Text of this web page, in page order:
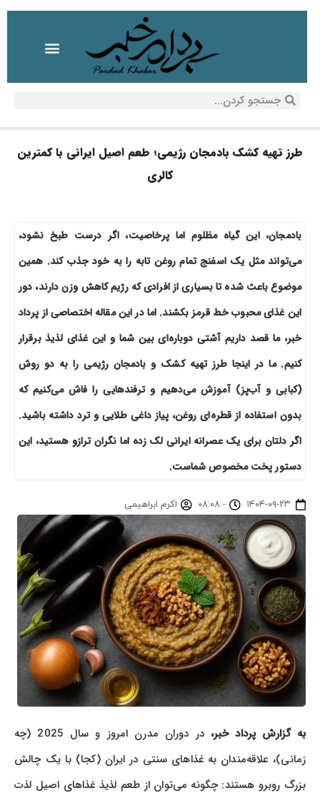
طرز تهیه کشک بادمجان رژیمی؛ طعم اصیل ایرانی با کمترین
کالری
بادمجان، این گیاه مظلوم اما پرخاصیت، اگر درست طبخ نشود،
می‌تواند مثل یک اسفنج تمام روغن تابه را به خود جذب کند. همین
موضوع باعث شده تا بسیاری از افرادی که رژیم کاهش وزن دارند، دور
این غذای محبوب خط قرمز بکشند. اما در این مقاله اختصاصی از پرداد
خبر، ما قصد داریم آشتی دوباره‌ای بین شما و این غذای لذیذ برقرار
کنیم. ما در اینجا طرز تهیه کشک و بادمجان رژیمی را به دو روش
(کبابی و آب‌پز) آموزش می‌دهیم و ترفندهایی را فاش می‌کنیم که
بدون استفاده از قطره‌ای روغن، پیاز داغی طلایی و ترد داشته باشید.
اگر دلتان برای یک عصرانه ایرانی لک زده اما نگران ترازو هستید، این
دستور پخت مخصوص شماست.
۱۴۰۴-۰۹-۲۳ - ۰۸:۰۸ اکرم ابراهیمی
به گزارش پرداد خبر،
در دوران مدرن امروز و سال 2025 (چه
زمانی)، علاقه‌مندان به غذاهای سنتی در ایران (کجا) با یک چالش
بزرگ روبرو هستند: چگونه می‌توان از طعم لذیذ غذاهای اصیل لذت